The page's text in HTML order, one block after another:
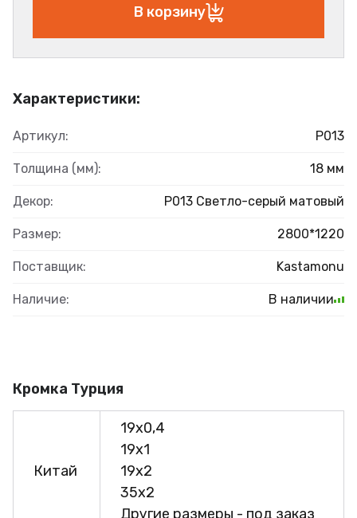
Характеристики:
Артикул: Р013
Толщина (мм): 18 мм
Декор: Р013 Светло-серый матовый
Размер: 2800*1220
Поставщик: Kastamonu
Наличие: В наличии
В корзину
Кромка Турция
Китай
19х0,4
19х1
19х2
35х2
Другие размеры - под заказ